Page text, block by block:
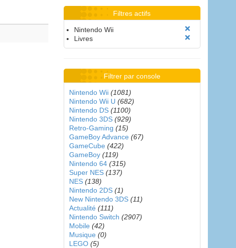
Filtres actifs
Nintendo Wii
Livres
Filtrer par console
Nintendo Wii (1081)
Nintendo Wii U (682)
Nintendo DS (1100)
Nintendo 3DS (929)
Retro-Gaming (15)
GameBoy Advance (67)
GameCube (422)
GameBoy (119)
Nintendo 64 (315)
Super NES (137)
NES (138)
Nintendo 2DS (1)
New Nintendo 3DS (11)
Actualité (111)
Nintendo Switch (2907)
Mobile (42)
Musique (0)
LEGO (5)